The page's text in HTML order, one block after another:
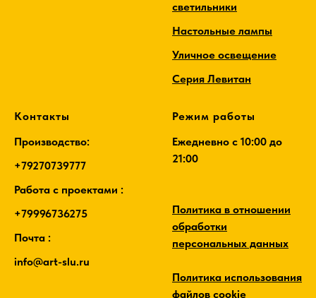
светильники
Настольные лампы
Уличное освещение
Серия Левитан
Контакты
Производство:
+79270739777
Работа с проектами :
+79996736275
Почта :
info@art-slu.ru
Режим работы
Ежедневно c 10:00 до
21:00
Политика в отношении
обработки
персональных данных
Политика использования
файлов cookie